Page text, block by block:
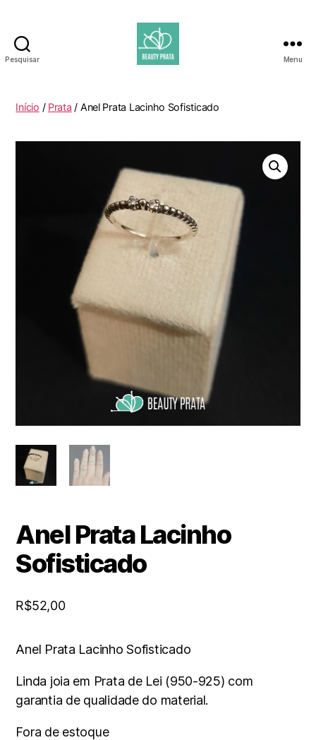
Pesquisar Menu
Início / Prata / Anel Prata Lacinho Sofisticado
Anel Prata Lacinho
Sofisticado
R$52,00
Anel Prata Lacinho Sofisticado
Linda joia em Prata de Lei (950-925) com
garantia de qualidade do material.
Fora de estoque